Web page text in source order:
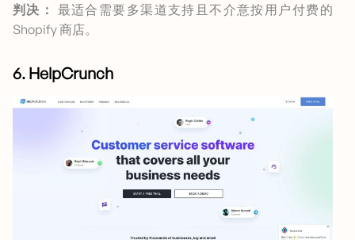
判决： 最适合需要多渠道支持且不介意按用户付费的
Shopify 商店。
6. HelpCrunch